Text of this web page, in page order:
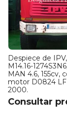
Despiece de
M14.16-
MAN 4.6, 155cv,
motor D0824
2000.
Consultar